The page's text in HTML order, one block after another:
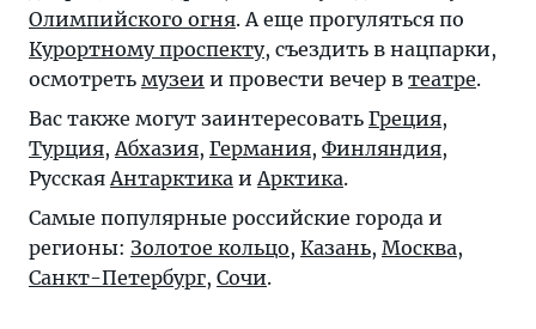
Олимпийского огня. А еще прогуляться по
Курортному проспекту, съездить в нацпарки,
осмотреть музеи и провести вечер в театре.
Вас также могут заинтересовать Греция,
Турция, Абхазия, Германия, Финляндия,
Русская Антарктика и Арктика.
Самые популярные российские города и
регионы: Золотое кольцо, Казань, Москва,
Санкт-Петербург, Сочи.